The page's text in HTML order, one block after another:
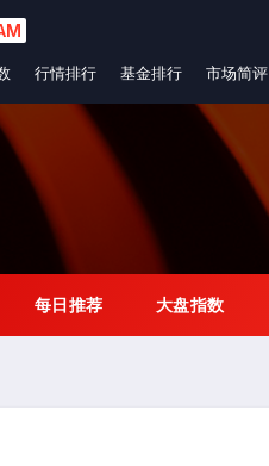
行情排行 基金排行 市场简评
每日推荐 大盘指数